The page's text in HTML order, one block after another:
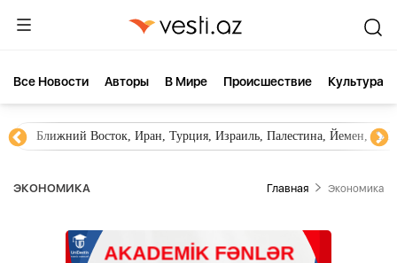
Все Новости Aвторы В Мире Происшествие Культура
Ближний Восток, Иран, Турция, Израиль, Палестина, Йемен,
ЭКОНОМИКА Главная Экономика